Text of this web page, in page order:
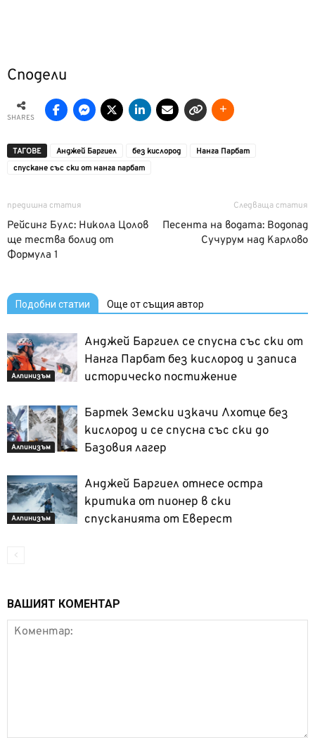
Сподели
SHARES
ТАГОВЕ Анджей Баргиел без кислород
Нанга Парбат
спускане със ски от нанга парбат
предишна статия
Рейсинг Булс: Никола Цолов
ще тества болид от
Формула 1
Следваща статия
Песента на водата: Водопад
Сучурум над Карлово
Подобни статии Още от същия автор
Алпинизъм
Анджей Баргиел се спусна със ски от
Нанга Парбат без кислород и записа
историческо постижение
Алпинизъм
Бартек Земски изкачи Лхотце без
кислород и се спусна със ски до
Базовия лагер
Алпинизъм
Анджей Баргиел отнесе остра
критика от пионер в ски
спусканията от Еверест
ВАШИЯТ КОМЕНТАР